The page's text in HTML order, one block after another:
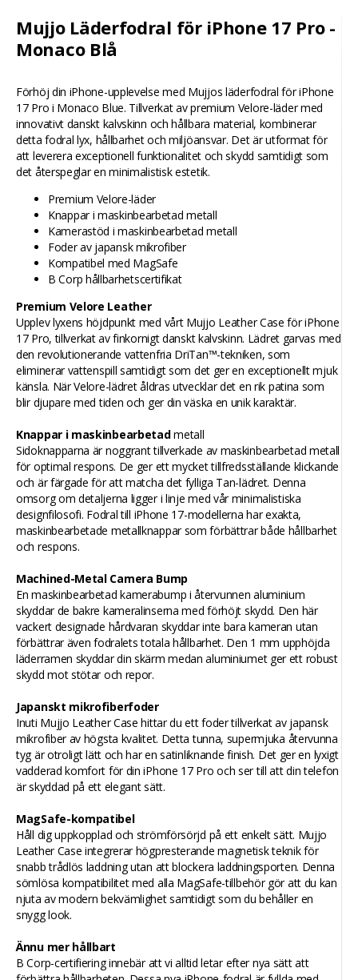
Mujjo Läderfodral för iPhone 17 Pro -
Monaco Blå
Förhöj din iPhone-upplevelse med Mujjos läderfodral för iPhone
17 Pro i Monaco Blue. Tillverkat av premium Velore-läder med
innovativt danskt kalvskinn och hållbara material, kombinerar
detta fodral lyx, hållbarhet och miljöansvar. Det är utformat för
att leverera exceptionell funktionalitet och skydd samtidigt som
det återspeglar en minimalistisk estetik.
Premium Velore-läder
Knappar i maskinbearbetad metall
Kamerastöd i maskinbearbetad metall
Foder av japansk mikrofiber
Kompatibel med MagSafe
B Corp hållbarhetscertifikat
Premium Velore Leather
Upplev lyxens höjdpunkt med vårt Mujjo Leather Case för iPhone
17 Pro, tillverkat av finkornigt danskt kalvskinn. Lädret garvas med
den revolutionerande vattenfria DriTan™-tekniken, som
eliminerar vattenspill samtidigt som det ger en exceptionellt mjuk
känsla. När Velore-lädret åldras utvecklar det en rik patina som
blir djupare med tiden och ger din väska en unik karaktär.
Knappar i maskinbearbetadmetall
Sidoknapparna är noggrant tillverkade av maskinbearbetad metall
för optimal respons. De ger ett mycket tillfredsställande klickande
och är färgade för att matcha det fylliga Tan-lädret. Denna
omsorg om detaljerna ligger i linje med vår minimalistiska
designfilosofi. Fodral till iPhone 17-modellerna har exakta,
maskinbearbetade metallknappar som förbättrar både hållbarhet
och respons.
Machined-Metal Camera Bump
En maskinbearbetad kamerabump i återvunnen aluminium
skyddar de bakre kameralinserna med förhöjt skydd. Den här
vackert designade hårdvaran skyddar inte bara kameran utan
förbättrar även fodralets totala hållbarhet. Den 1 mm upphöjda
läderramen skyddar din skärm medan aluminiumet ger ett robust
skydd mot stötar och repor.
Japanskt mikrofiberfoder
Inuti Mujjo Leather Case hittar du ett foder tillverkat av japansk
mikrofiber av högsta kvalitet. Detta tunna, supermjuka återvunna
tyg är otroligt lätt och har en satinliknande finish. Det ger en lyxigt
vadderad komfort för din iPhone 17 Pro och ser till att din telefon
är skyddad på ett elegant sätt.
MagSafe-kompatibel
Håll dig uppkopplad och strömförsörjd på ett enkelt sätt. Mujjo
Leather Case integrerar högpresterande magnetisk teknik för
snabb trådlös laddning utan att blockera laddningsporten. Denna
sömlösa kompatibilitet med alla MagSafe-tillbehör gör att du kan
njuta av modern bekvämlighet samtidigt som du behåller en
snygg look.
Ännu mer hållbart
B Corp-certifiering innebär att vi alltid letar efter nya sätt att